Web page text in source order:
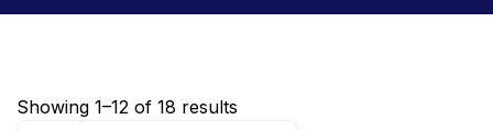
Showing 1–12 of 18 results